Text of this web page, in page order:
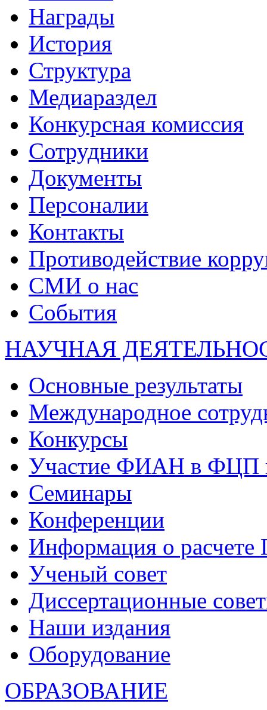
Награды
История
Структура
Медиараздел
Конкурсная комиссия
Сотрудники
Документы
Персоналии
Контакты
Противодействие
СМИ о нас
События
НАУЧНАЯ
Основные результаты
Международное
Конкурсы
Участие ФИАН в ФЦП
Семинары
Конференции
Информация о
Ученый совет
Диссертационные
Наши издания
Оборудование
ОБРАЗОВАНИЕ